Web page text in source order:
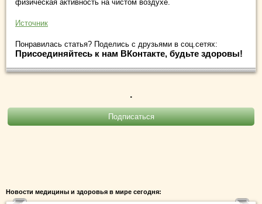
физическая активность на чистом воздухе.
Источник
Понравилась статья? Поделись с друзьями в соц.сетях:
Присоединяйтесь к нам ВКонтакте, будьте здоровы!
.
Новости медицины и здоровья в мире сегодня: